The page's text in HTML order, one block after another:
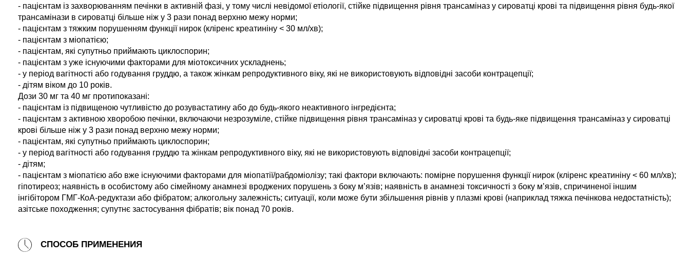
- пацієнтам із захворюванням печінки в активній фазі, у тому числі невідомої етіології, стійке підвищення рівня трансаміназ у сироватці крові та підвищення рівня будь-якої
трансамінази в сироватці більше ніж у 3 рази понад верхню межу норми;
- пацієнтам з тяжким порушенням функції нирок (кліренс креатиніну < 30 мл/хв);
- пацієнтам з міопатією;
- пацієнтам, які супутньо приймають циклоспорин;
- пацієнтам з уже існуючими факторами для міотоксичних ускладнень;
- у період вагітності або годування груддю, а також жінкам репродуктивного віку, які не використовують відповідні засоби контрацепції;
- дітям віком до 10 років.
Дози 30 мг та 40 мг протипоказані:
- пацієнтам із підвищеною чутливістю до розувастатину або до будь-якого неактивного інгредієнта;
- пацієнтам з активною хворобою печінки, включаючи незрозуміле, стійке підвищення рівня трансаміназ у сироватці крові та будь-яке підвищення трансаміназ у сироватці
крові більше ніж у 3 рази понад верхню межу норми;
- пацієнтам, які супутньо приймають циклоспорин;
- у період вагітності або годування груддю та жінкам репродуктивного віку, які не використовують відповідні засоби контрацепції;
- дітям;
- пацієнтам з міопатією або вже існуючими факторами для міопатії/рабдоміолізу; такі фактори включають: помірне порушення функції нирок (кліренс креатиніну < 60 мл/хв);
гіпотиреоз; наявність в особистому або сімейному анамнезі вроджених порушень з боку м’язів; наявність в анамнезі токсичності з боку м’язів, спричиненої іншим
інгібітором ГМГ-КоА-редуктази або фібратом; алкогольну залежність; ситуації, коли може бути збільшення рівнів у плазмі крові (наприклад тяжка печінкова недостатність);
азітське походження; супутнє застосування фібратів; вік понад 70 років.
СПОСОБ ПРИМЕНЕНИЯ